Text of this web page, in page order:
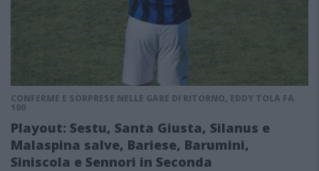
CONFERME E SORPRESE NELLE GARE DI RITORNO, EDDY TOLA FA
100
Playout: Sestu, Santa Giusta, Silanus e
Malaspina salve, Bariese, Barumini,
Siniscola e Sennori in Seconda